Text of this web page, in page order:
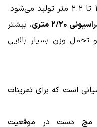
این مدل در اندازه‌های مختلف از ۱.۲ تا ۲.۲ متر تولید می‌شود.
۲/۲۰ متری
، بیشتر
و تحمل وزن بسیار بالایی
است که برای تمرینات
مچ دست در موقعیت